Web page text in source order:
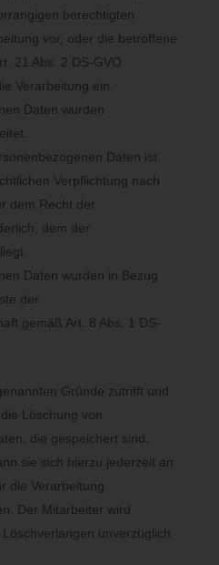
berechtigten
vor, oder die betroffene
21 Abs. 2 DS-GVO
Verarbeitung ein.
Daten wurden
Daten ist
Verpflichtung nach
dem Recht der
dem der
Daten wurden in Bezug
der
gemäß Art. 8 Abs. 1 DS-
Gründe zutrifft und
Löschung von
die gespeichert sind,
sie sich hierzu jederzeit an
die Verarbeitung
Der Mitarbeiter wird
unverzüglich
nachweisen, die den
der betroffenen Person
dient der Geltendmachung,
Rechtsansprüchen.
Daten, um Direktwerbung zu
der personenbezogenen
einzulegen. Dies gilt
mit solcher Direktwerbung in
die betroffene Person gegenüber
Direktwerbung, so werden wir
nicht mehr für diese Zwecke
das Recht, aus Gründen, die
ergeben, gegen die sie
Forschungszwecken oder
Art. 89 Abs. 1 DS-GVO
im öffentlichen
kann sich die
Mitarbeiter wenden. Der
frei, im Zusammenhang mit